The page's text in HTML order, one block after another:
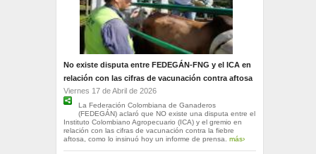
No existe disputa entre FEDEGÁN-FNG y el ICA en
relación con las cifras de vacunación contra aftosa
Viernes 17 de Abril de 2026
La Federación Colombiana de Ganaderos
(FEDEGÁN) aclaró que NO existe una disputa entre el
Instituto Colombiano Agropecuario (ICA) y el gremio en
relación con las cifras de vacunación contra la fiebre
aftosa, como lo insinuó hoy un informe de prensa. más›